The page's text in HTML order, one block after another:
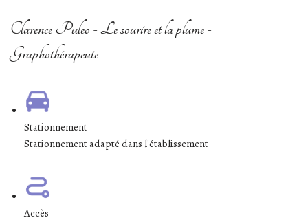
Clarence Puleo - Le sourire et la plume -
Graphothérapeute
Stationnement
Stationnement adapté dans l'établissement
Accès